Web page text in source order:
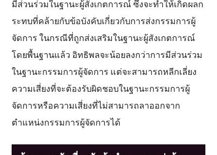
มีส่วนร่วมในฐานะผู้สังเกตการณ์ ซึ่งจะทำให้เกิดผลก
ระทบที่คล้ายกับข้อบังคับเกี่ยวกับการส่งกรรมการผู้
จัดการ ในกรณีที่ถูกส่งเสริมในฐานะผู้สังเกตการณ์
โดยพื้นฐานแล้ว อิทธิพลจะน้อยลงกว่าการมีส่วนร่วม
ในฐานะกรรมการผู้จัดการ แต่จะสามารถหลีกเลี่ยง
ความเสี่ยงที่จะต้องรับผิดชอบในฐานะกรรมการผู้
จัดการหรือความเสี่ยงที่ไม่สามารถลาออกจาก
ตำแหน่งกรรมการผู้จัดการได้